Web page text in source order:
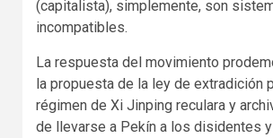
(capitalista), simplemente, son
incompatibles.
La respuesta del movimiento
la propuesta de la ley de extradición
régimen de Xi Jinping reculara y
de llevarse a Pekín a los disidentes